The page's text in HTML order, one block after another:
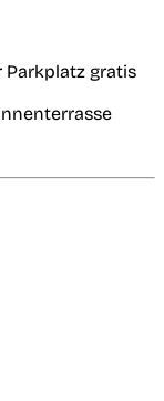
Parkplatz gratis